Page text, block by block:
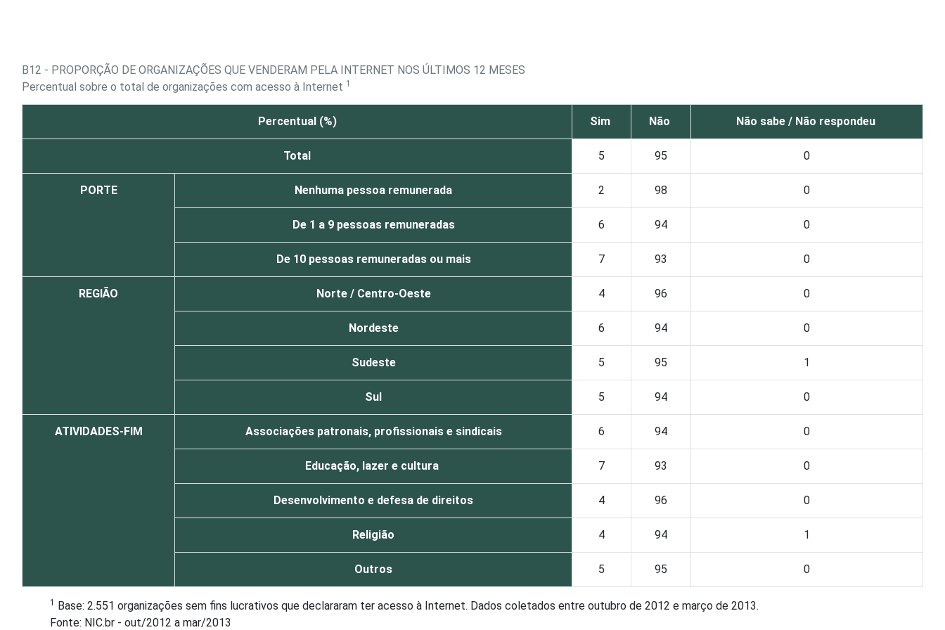
B12 - PROPORÇÃO DE ORGANIZAÇÕES QUE VENDERAM PELA INTERNET NOS ÚLTIMOS 12 MESES
Percentual sobre o total de organizações com acesso à Internet 1
Percentual (%) Sim Não Não sabe / Não respondeu
Total 5 95 0
PORTE Nenhuma pessoa remunerada 2 98 0
De 1 a 9 pessoas remuneradas 6 94 0
De 10 pessoas remuneradas ou mais 7 93 0
REGIÃO Norte / Centro-Oeste 4 96 0
Nordeste 6 94 0
Sudeste 5 95 1
Sul 5 94 0
ATIVIDADES-FIM Associações patronais, profissionais e sindicais 6 94 0
Educação, lazer e cultura 7 93 0
Desenvolvimento e defesa de direitos 4 96 0
Religião 4 94 1
Outros 5 95 0
1 Base: 2.551 organizações sem fins lucrativos que declararam ter acesso à Internet. Dados coletados entre outubro de 2012 e março de 2013.
Fonte: NIC.br - out/2012 a mar/2013